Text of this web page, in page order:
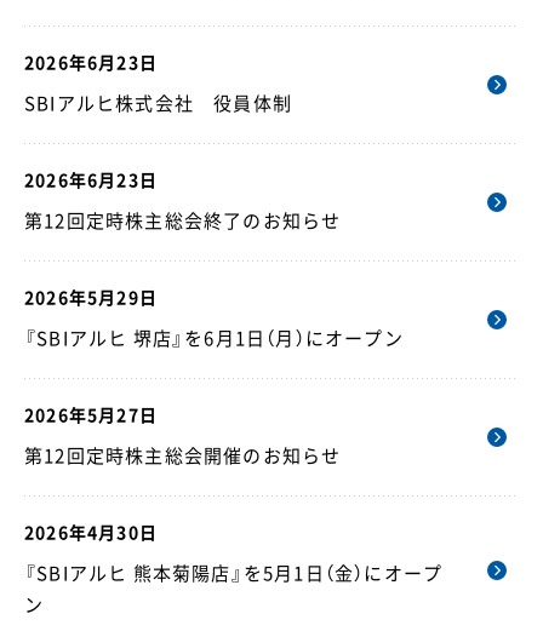
2026年6月23日
SBIアルヒ株式会社 役員体制
2026年6月23日
第12回定時株主総会終了のお知らせ
2026年5月29日
『SBIアルヒ 堺店』を6月1日（月）にオープン
2026年5月27日
第12回定時株主総会開催のお知らせ
2026年4月30日
『SBIアルヒ 熊本菊陽店』を5月1日（金）にオープ
ン